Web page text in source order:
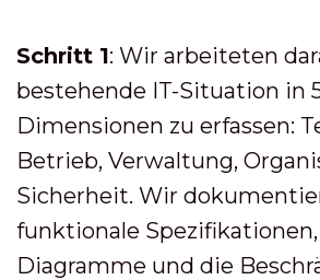
Schritt 1: Wir arbeiteten
bestehende IT-Situation in
Dimensionen zu erfassen:
Betrieb, Verwaltung,
Sicherheit. Wir
funktionale
Diagramme und die